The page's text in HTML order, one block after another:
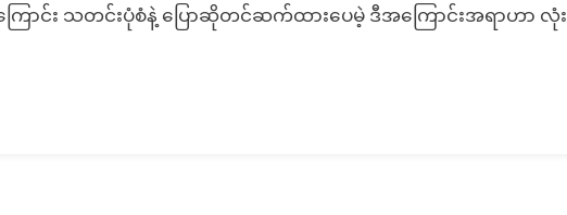
ဝင်း
ာင်း သတင်းပုံစံနဲ့ ပြောဆိုတင်ဆက်ထားပေမဲ့ ဒီအကြောင်းအရာဟာ လုံး